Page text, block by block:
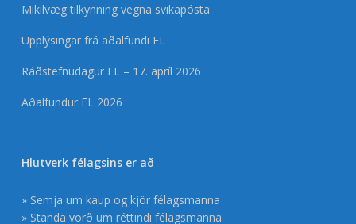
Mikilvæg tilkynning vegna svikapósta
Upplýsingar frá aðalfundi FL
Ráðstefnudagur FL – 17. apríl 2026
Aðalfundur FL 2026
Hlutverk félagsins er að
» Semja um kaup og kjör félagsmanna
» Standa vörð um réttindi félagsmanna